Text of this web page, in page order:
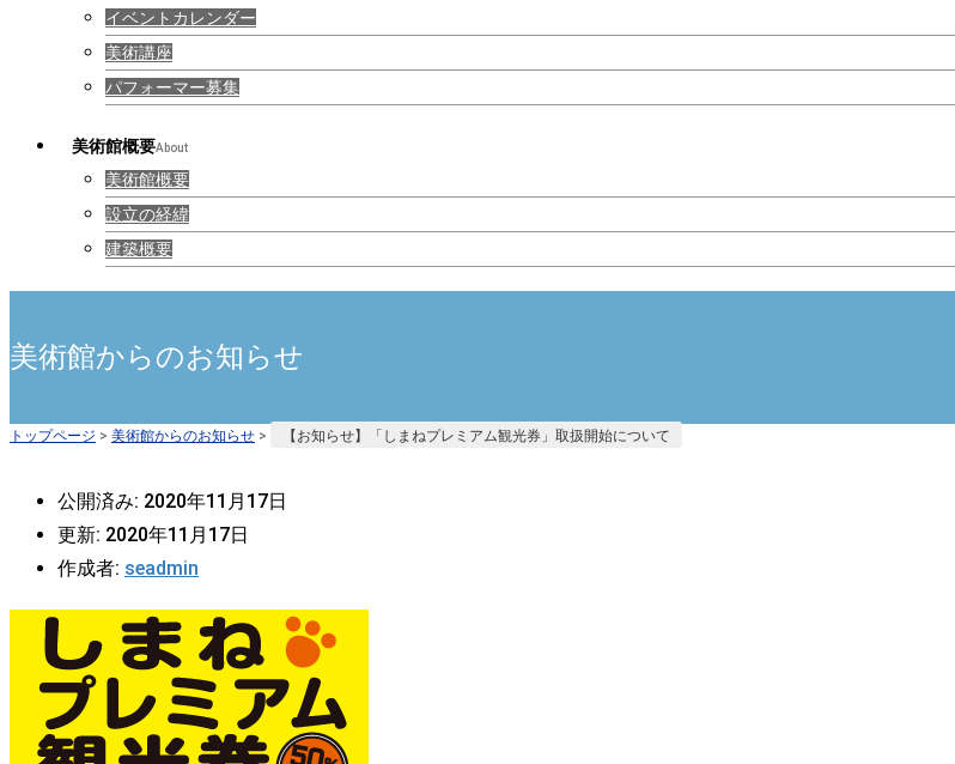
イベントカレンダー
美術講座
パフォーマー募集
美術館概要About
美術館概要
設立の経緯
建築概要
美術館からのお知らせ
トップページ > 美術館からのお知らせ > 【お知らせ】「しまねプレミアム観光券」取扱開始について
公開済み: 2020年11月17日
更新: 2020年11月17日
作成者: seadmin